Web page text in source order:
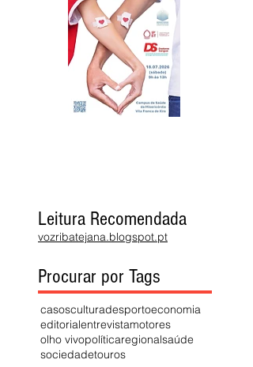
Leitura Recomendada
vozribatejana.blogspot.pt
Procurar por Tags
casosculturadesportoeconomia
editorialentrevistamotores
olho vivopolíticaregionalsaúde
sociedadetouros